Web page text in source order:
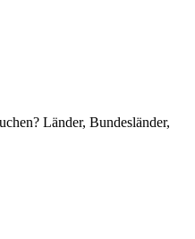
Länder, Bundesländer,